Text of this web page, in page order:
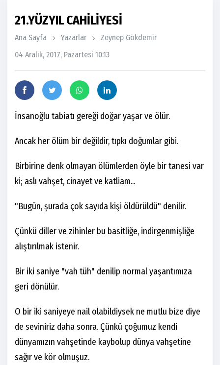
21.YÜZYIL CAHİLİYESİ
Ana Sayfa Yazarlar
Zeynep Gökdemir
04 Aralık, 2017, Pazartesi 10:13
İnsanoğlu tabiatı gereği doğar yaşar ve ölür.
Ancak her ölüm bir değildir, tıpkı doğumlar gibi.
Birbirine denk olmayan ölümlerden öyle bir tanesi var
ki; aslı vahşet, cinayet ve katliam...
"Bugün, şurada çok sayıda kişi öldürüldü" denilir.
Çünkü diller ve zihinler bu basitliğe, indirgenmişliğe
alıştırılmak istenir.
Bir iki saniye "vah tüh" denilip normal yaşantımıza
geri dönülür.
O bir iki saniyeye nail olabildiysek ne mutlu bize diye
de seviniriz daha sonra. Çünkü çoğumuz kendi
dünyamızın vahşetinde kaybolup dünya vahşetine
sağır ve kör olmuşuz.